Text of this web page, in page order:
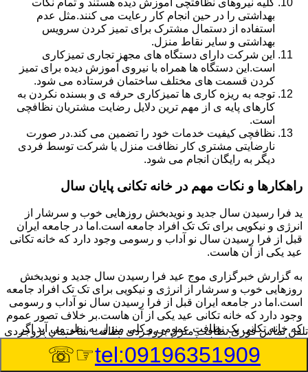
کلیه نیروهای نظافتچی آموزش دیده هستند و تمام نکات
بهداشتی را در حین انجام کار رعایت می کنند.مثل عدم
استفاده از دستمال مشترک برای تمیز کردن سرویس
بهداشتی و سایر نقاط منزل.
این شرکت دارای دستگاه های مجهز تجاری تمیزکاری
است.این دستگاه ها همراه با نیروی آموزش دیده برای تمیز
کردن قسمت های مختلف ساختمان فرستاده می شود.
توجه به ریزه کاری ها تمیزکاری حرفه ی و بسنده نکردن به
کارهای پایه ی از مهم ترین دلایل رضایت مشتریان نظافچی
است.
نظافچی کیفیت خدمات خود را تضمین می کند.در صورت
نارضایتی مشتری کار نظافت منزل یا شرکت توسط فردی
دیگر به رایگان انجام می شود.
راهکارها و نکات مهم در خانه تکانی پایان سال
ید فرا رسیدن سال جدید و نویدبخش روزهایی خوب و سرشار از
انرژی و نیکویی برای تک تک افراد جامعه است.اما در جامعه ایران
قبل از فرا رسیدن سال نو آداب و رسومی وجود دارد که خانه تکانی
عید یکی از آن هاست.
به گزارش خبرگزاری موج عید فرا رسیدن سال جدید و نویدبخش
روزهایی خوب و سرشار از انرژی و نیکویی برای تک تک افراد جامعه
است.اما در جامعه ایران قبل از فرا رسیدن سال نو آداب و رسومی
وجود دارد که خانه تکانی عید یکی از آن هاست.بر خلاف تصور عموم
که خانه تکانی یک نظافت عمومی و کلی منزل به نظر می آید اگر
بخواهیم به طور اصولی آن را انجام دهیم باید به برخی از نکات توجه
بیشتر داشته باشیم.
تلفن تماس فورینظافت منزل بروجردی نظافت ساختمان بروجردی
tel:09196351909
☞☏